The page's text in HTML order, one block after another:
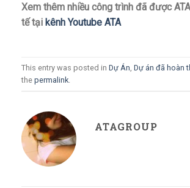
Xem thêm nhiều công trình đã được
tế tại kênh Youtube ATA
This entry was posted in Dự Án Dự án đã hoàn
the permalink
ATAGROUP